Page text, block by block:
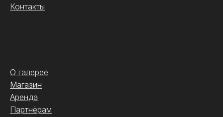
Контакты
О галерее
Магазин
Аренда
Партнёрам